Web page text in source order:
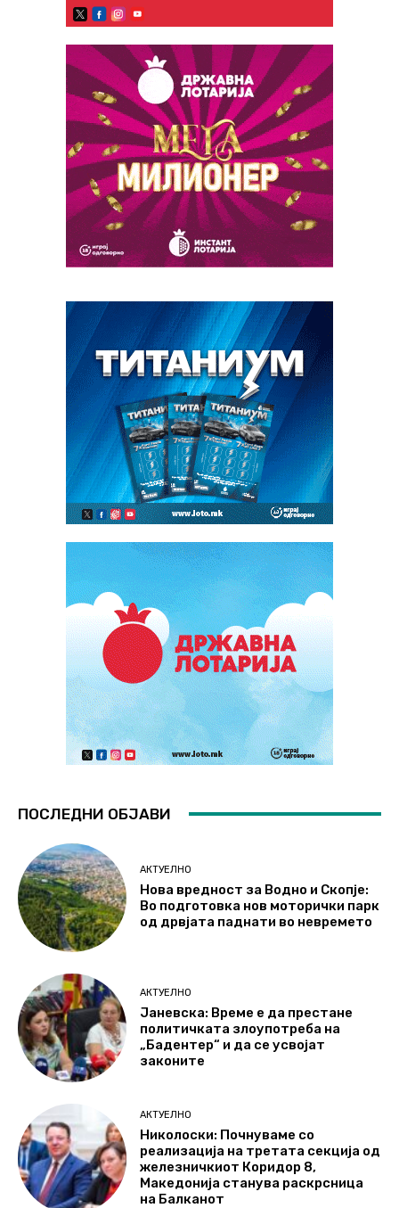
ПОСЛЕДНИ ОБЈАВИ
АКТУЕЛНО
Нова вредност за Водно и Скопје:
Во подготовка нов моторички парк
од дрвјата паднати во невремето
АКТУЕЛНО
Јаневска: Време е да престане
политичката злоупотреба на
„Бадентер“ и да се усвојат
законите
АКТУЕЛНО
Николоски: Почнуваме со
реализација на третата секција од
железничкиот Коридор 8,
Македонија станува раскрсница
на Балканот